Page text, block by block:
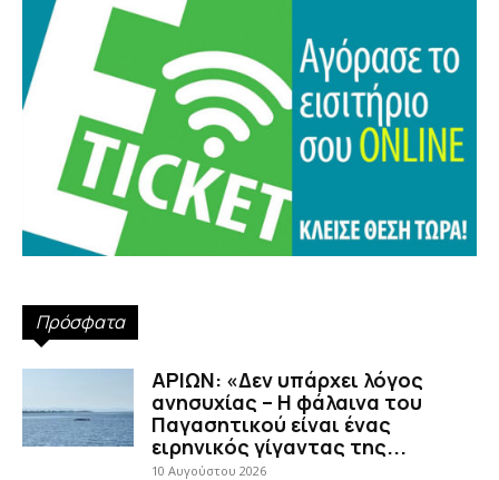
Πρόσφατα
ΑΡΙΩΝ: «Δεν υπάρχει λόγος
ανησυχίας – Η φάλαινα του
Παγασητικού είναι ένας
ειρηνικός γίγαντας της...
10 Αυγούστου 2026